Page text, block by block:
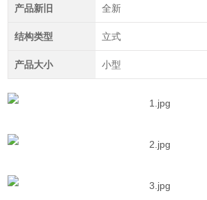
产品新旧 全新
结构类型 立式
产品大小 小型